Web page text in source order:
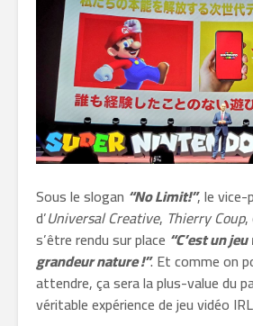
Sous le slogan “No Limit!”, le
d’Universal Creative, Thierry Coup,
s’être rendu sur place “C’est un
grandeur nature !”. Et comme on
attendre, ça sera la plus-value du
véritable expérience de jeu vidéo